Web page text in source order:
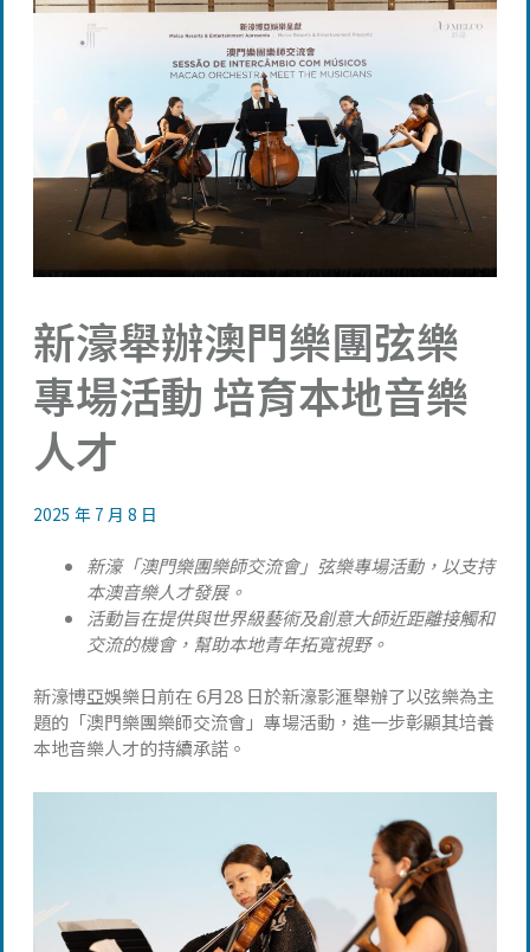
新濠舉辦澳門樂團弦樂
專場活動 培育本地音樂
人才
2025 年 7 月 8 日
新濠「澳門樂團樂師交流會」弦樂專場活動，以支持
本澳音樂人才發展。
活動旨在提供與世界級藝術及創意大師近距離接觸和
交流的機會，幫助本地青年拓寬視野。
新濠博亞娛樂日前在 6月28 日於新濠影滙舉辦了以弦樂為主
題的「澳門樂團樂師交流會」專場活動，進一步彰顯其培養
本地音樂人才的持續承諾。